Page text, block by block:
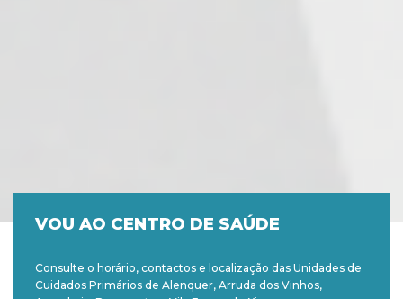
VOU AO CENTRO DE SAÚDE
Consulte o horário, contactos e localização das Unidades de
Cuidados Primários de Alenquer, Arruda dos Vinhos,